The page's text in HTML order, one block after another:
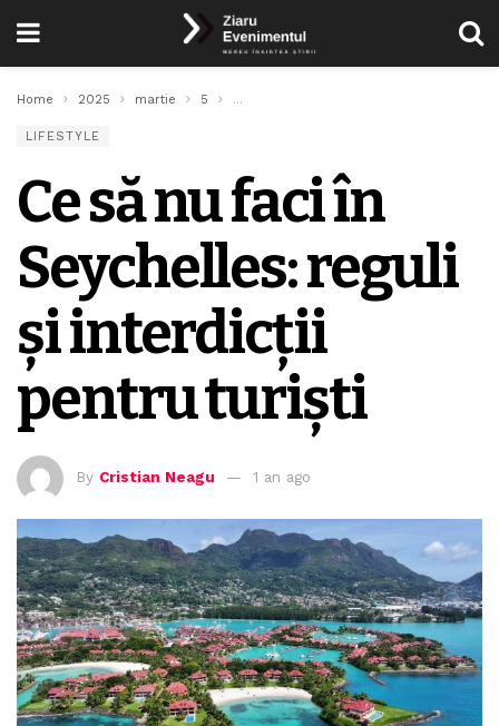
Home 2025 martie 5 Ce să nu faci în Seychelles: reguli și
LIFESTYLE
Ce să nu faci în
Seychelles: reguli
și interdicții
pentru turiști
By Cristian Neagu 1 an ago